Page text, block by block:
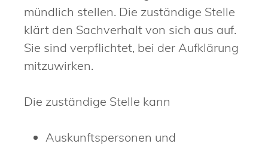
mündlich stellen. Die zuständige Stelle
klärt den Sachverhalt von sich aus auf.
Sie sind verpflichtet, bei der Aufklärung
mitzuwirken.
Die zuständige Stelle kann
Auskunftspersonen und